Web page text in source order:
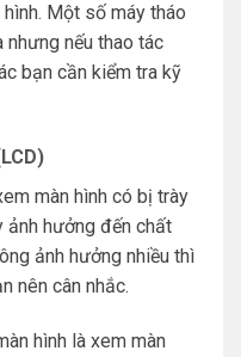
Một số máy tháo
nếu thao tác
bạn cần kiểm tra kỹ
màn hình có bị trày
ảnh hưởng đến chất
ảnh hưởng nhiều thì
nên cân nhắc.
hình là xem màn